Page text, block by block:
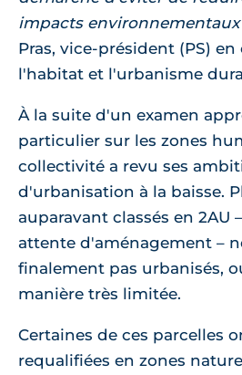
impacts environnementaux
Pras, vice-président (PS)
l'habitat et l'urbanisme
À la suite d'un examen
particulier sur les zones
collectivité a revu ses
d'urbanisation à la baisse.
auparavant classés en 2AU
attente d'aménagement –
finalement pas urbanisés,
manière très limitée.
Certaines de ces parcelles
requalifiées en zones